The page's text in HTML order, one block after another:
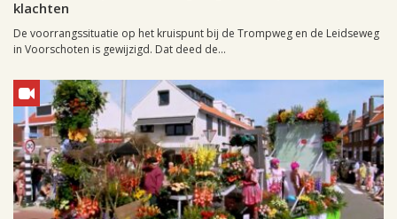
klachten
De voorrangssituatie op het kruispunt bij de Trompweg en de Leidseweg
in Voorschoten is gewijzigd. Dat deed de...